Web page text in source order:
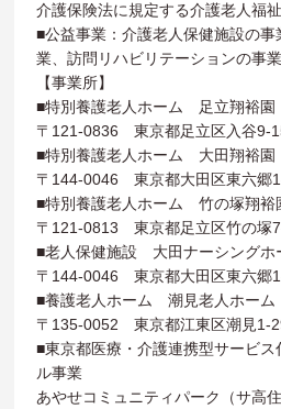
介護保険法に規定する介護老人福
■公益事業：介護老人保健施設の
業、訪問リハビリテーションの事業
【事業所】
■特別養護老人ホーム 足立翔裕園
〒121-0836 東京都足立区入谷9-
■特別養護老人ホーム 大田翔裕園
〒144-0046 東京都大田区東六郷
■特別養護老人ホーム 竹の塚翔裕
〒121-0813 東京都足立区竹の塚
■老人保健施設 大田ナーシングホ
〒144-0046 東京都大田区東六郷
■養護老人ホーム 潮見老人ホーム
〒135-0052 東京都江東区潮見1-
■東京都医療・介護連携型サービ
ル事業
あやせコミュニティパーク（サ高